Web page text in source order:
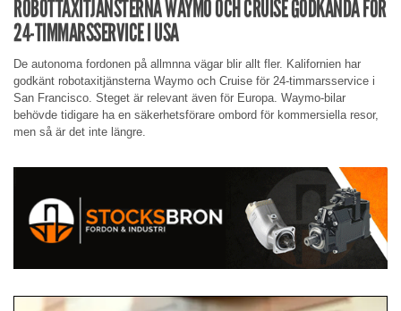
ROBOTTAXITJÄNSTERNA WAYMO OCH CRUISE GODKÄNDA FÖR
24-TIMMARSSERVICE I USA
De autonoma fordonen på allmnna vägar blir allt fler. Kalifornien har
godkänt robotaxitjänsterna Waymo och Cruise för 24-timmarsservice i
San Francisco. Steget är relevant även för Europa. Waymo-bilar
behövde tidigare ha en säkerhetsförare ombord för kommersiella resor,
men så är det inte längre.